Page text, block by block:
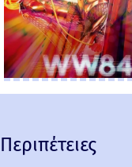
Περιπέτειες